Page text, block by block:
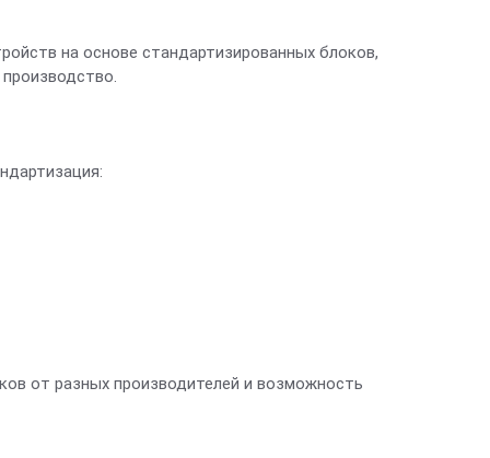
на основе стандартизированных блоков,
от разных производителей и возможность